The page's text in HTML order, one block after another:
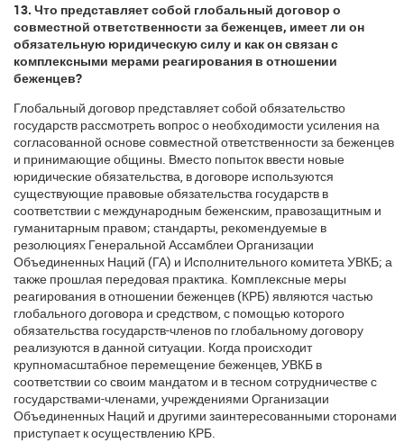
13. Что представляет собой глобальный договор о
совместной ответственности за беженцев, имеет ли он
обязательную юридическую силу и как он связан с
комплексными мерами реагирования в отношении
беженцев?
Глобальный договор представляет собой обязательство
государств рассмотреть вопрос о необходимости усиления на
согласованной основе совместной ответственности за беженцев
и принимающие общины. Вместо попыток ввести новые
юридические обязательства, в договоре используются
существующие правовые обязательства государств в
соответствии с международным беженским, правозащитным и
гуманитарным правом; стандарты, рекомендуемые в
резолюциях Генеральной Ассамблеи Организации
Объединенных Наций (ГА) и Исполнительного комитета УВКБ; а
также прошлая передовая практика. Комплексные меры
реагирования в отношении беженцев (КРБ) являются частью
глобального договора и средством, с помощью которого
обязательства государств-членов по глобальному договору
реализуются в данной ситуации. Когда происходит
крупномасштабное перемещение беженцев, УВКБ в
соответствии со своим мандатом и в тесном сотрудничестве с
государствами-членами, учреждениями Организации
Объединенных Наций и другими заинтересованными сторонами
приступает к осуществлению КРБ.